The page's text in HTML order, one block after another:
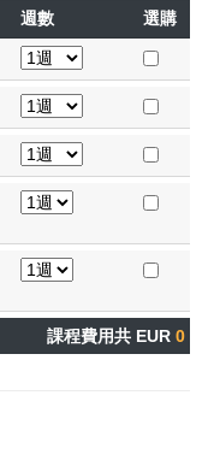
週數
選購
課程費用共 EUR 0